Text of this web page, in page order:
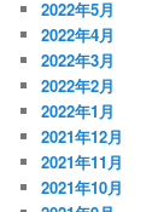
2022年5月
2022年4月
2022年3月
2022年2月
2022年1月
2021年12月
2021年11月
2021年10月